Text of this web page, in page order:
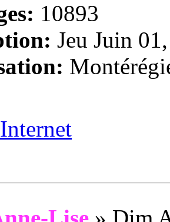
10893
Jeu Juin